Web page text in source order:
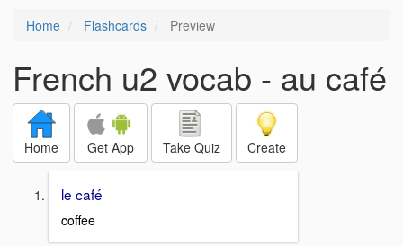
Home Flashcards Preview
French u2 vocab - au café
Home Get App Take Quiz Create
le café
coffee